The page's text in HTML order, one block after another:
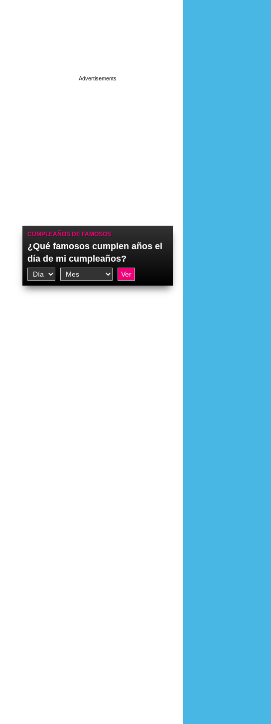
CUMPLEAÑOS DE FAMOSOS
¿Qué famosos cumplen años el
día de mi cumpleaños?